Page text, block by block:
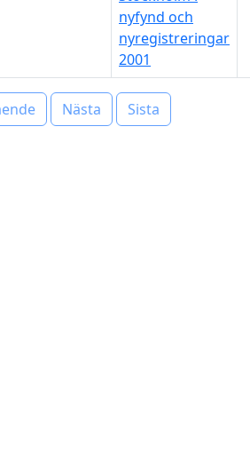
nyfynd och
nyregistreringar
2001
Nästa Sista